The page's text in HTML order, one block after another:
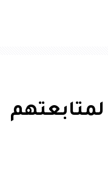
من 4 أشخاص لمتابعتهم